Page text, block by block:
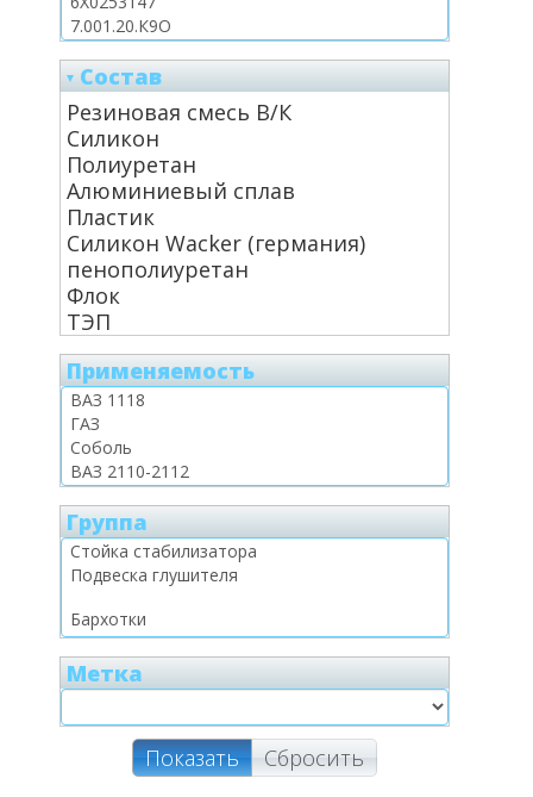
Состав
Резиновая смесь В/К
Силикон
Полиуретан
Алюминиевый сплав
Пластик
Силикон Wacker (германия)
пенополиуретан
Флок
ТЭП
Применяемость
Группа
Метка
Показать
Сбросить